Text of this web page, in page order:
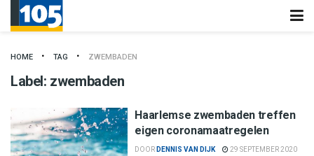
HOME TAG ZWEMBADEN
Label: zwembaden
Haarlemse zwembaden treffen
eigen coronamaatregelen
DOOR DENNIS VAN DIJK 29 SEPTEMBER 2020